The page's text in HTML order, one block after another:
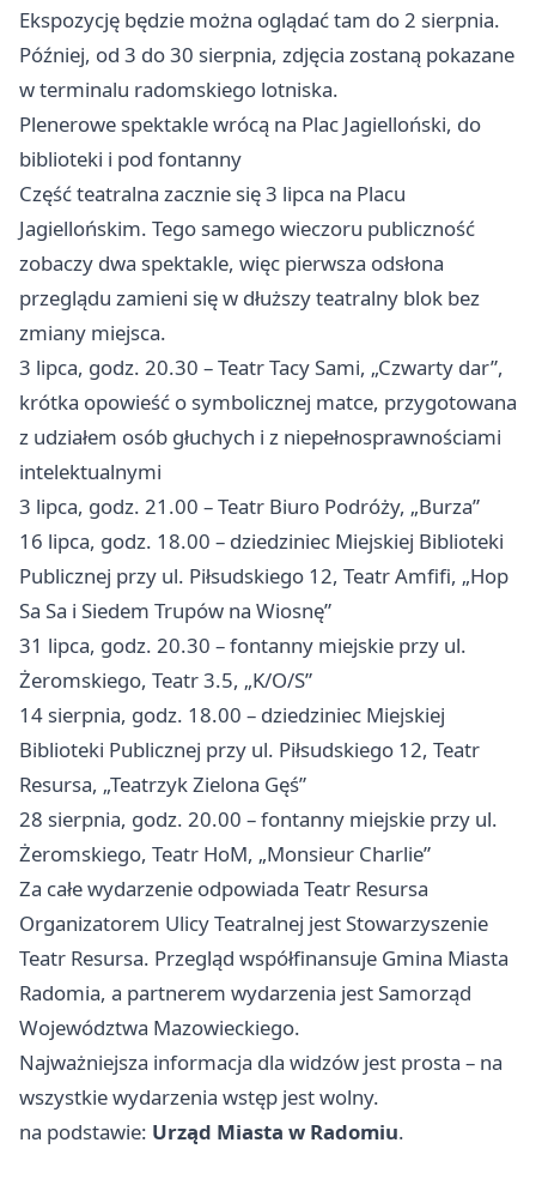
Ekspozycję będzie można oglądać tam do 2 sierpnia.
Później, od 3 do 30 sierpnia, zdjęcia zostaną pokazane
w terminalu radomskiego lotniska.
Plenerowe spektakle wrócą na Plac Jagielloński, do
biblioteki i pod fontanny
Część teatralna zacznie się 3 lipca na Placu
Jagiellońskim. Tego samego wieczoru publiczność
zobaczy dwa spektakle, więc pierwsza odsłona
przeglądu zamieni się w dłuższy teatralny blok bez
zmiany miejsca.
3 lipca, godz. 20.30 – Teatr Tacy Sami, „Czwarty dar”,
krótka opowieść o symbolicznej matce, przygotowana
z udziałem osób głuchych i z niepełnosprawnościami
intelektualnymi
3 lipca, godz. 21.00 – Teatr Biuro Podróży, „Burza”
16 lipca, godz. 18.00 – dziedziniec Miejskiej Biblioteki
Publicznej przy ul. Piłsudskiego 12, Teatr Amfifi, „Hop
Sa Sa i Siedem Trupów na Wiosnę”
31 lipca, godz. 20.30 – fontanny miejskie przy ul.
Żeromskiego, Teatr 3.5, „K/O/S”
14 sierpnia, godz. 18.00 – dziedziniec Miejskiej
Biblioteki Publicznej przy ul. Piłsudskiego 12, Teatr
Resursa, „Teatrzyk Zielona Gęś”
28 sierpnia, godz. 20.00 – fontanny miejskie przy ul.
Żeromskiego, Teatr HoM, „Monsieur Charlie”
Za całe wydarzenie odpowiada Teatr Resursa
Organizatorem Ulicy Teatralnej jest Stowarzyszenie
Teatr Resursa. Przegląd współfinansuje Gmina Miasta
Radomia, a partnerem wydarzenia jest Samorząd
Województwa Mazowieckiego.
Najważniejsza informacja dla widzów jest prosta – na
wszystkie wydarzenia wstęp jest wolny.
na podstawie: Urząd Miasta w Radomiu.